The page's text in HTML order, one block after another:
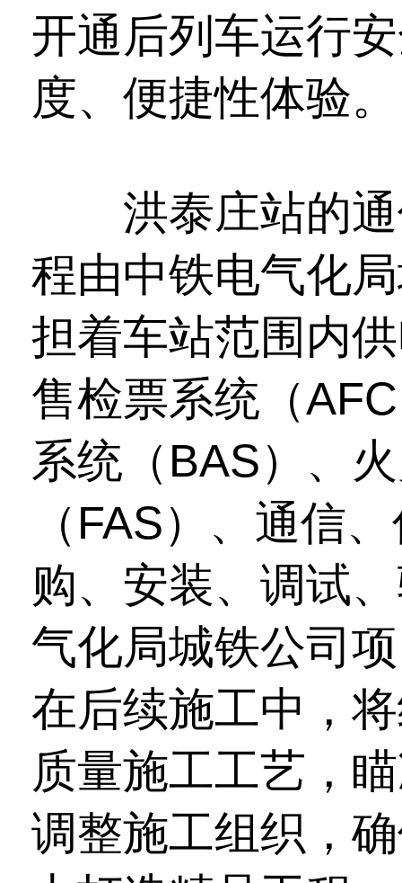
开通后列车运行
度、便捷性体验。
洪泰庄站的通
程由中铁电气化
担着车站范围内
售检票系统（
系统（BAS）、
（FAS）、通信
购、安装、调试
气化局城铁公司
在后续施工中，
质量施工工艺，
调整施工组织，